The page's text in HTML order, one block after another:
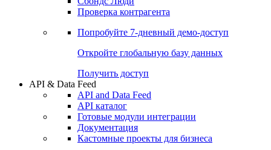
Сохраненные запросы
Чат
Проверка контрагента
Попробуйте7-дневный
Откройте глобальную базу данных
Получить доступ
API & Data Feed
API and Data Feed